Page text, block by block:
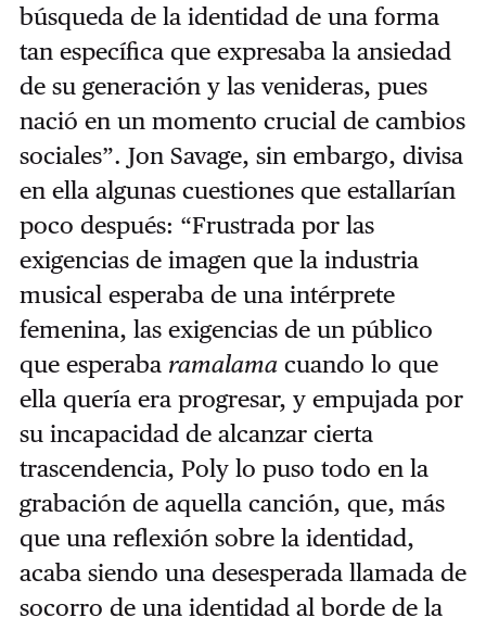
búsqueda de la identidad de una forma
tan específica que expresaba la ansiedad
de su generación y las venideras, pues
nació en un momento crucial de cambios
sociales”. Jon Savage, sin embargo, divisa
en ella algunas cuestiones que estallarían
poco después: “Frustrada por las
exigencias de imagen que la industria
musical esperaba de una intérprete
femenina, las exigencias de un público
que esperaba ramalamacuando lo que
ella quería era progresar, y empujada por
su incapacidad de alcanzar cierta
trascendencia, Poly lo puso todo en la
grabación de aquella canción, que, más
que una reflexión sobre la identidad,
acaba siendo una desesperada llamada de
socorro de una identidad al borde de la